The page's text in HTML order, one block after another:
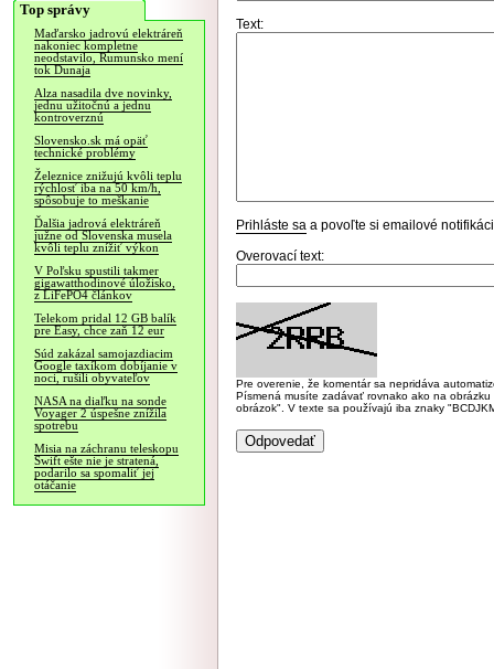
Top správy
Maďarsko jadrovú elektráreň
nakoniec kompletne
neodstavilo, Rumunsko mení
tok Dunaja
Alza nasadila dve novinky,
jednu užitočnú a jednu
kontroverznú
Slovensko.sk má opäť
technické problémy
Železnice znižujú kvôli teplu
rýchlosť iba na 50 km/h,
spôsobuje to meškanie
Ďalšia jadrová elektráreň
južne od Slovenska musela
kvôli teplu znížiť výkon
V Poľsku spustili takmer
gigawatthodinové úložisko,
z LiFePO4 článkov
Telekom pridal 12 GB balík
pre Easy, chce zaň 12 eur
Súd zakázal samojazdiacim
Google taxíkom dobíjanie v
noci, rušili obyvateľov
NASA na diaľku na sonde
Voyager 2 úspešne znížila
spotrebu
Misia na záchranu teleskopu
Swift ešte nie je stratená,
podarilo sa spomaliť jej
otáčanie
Text:
Prihláste sa a povoľte si emailové
Overovací text:
Pre overenie, že komentár sa nepridáva
Písmená musíte zadávať rovnako ako na
obrázok". V texte sa používajú iba znaky